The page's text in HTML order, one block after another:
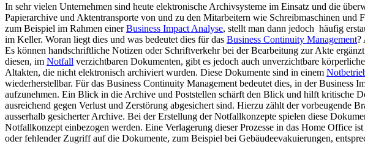
In sehr vielen Unternehmen sind heute elektronische Archivsysteme im Einsatz und die
Papierarchive und Aktentransporte von und zu den Mitarbeitern wie Schreibmaschinen und
zum Beispiel im Rahmen einerBusiness Impact Analyse, stellt man dann jedoch häufig
im Keller. Woran liegt dies und was bedeutet dies für das Business Continuity Management?
Es können handschriftliche Notizen oder Schriftverkehr bei der Bearbeitung zur Akte
diesen, im Notfall verzichtbaren Dokumenten, gibt es jedoch auch unverzichtbare
Altakten, die nicht elektronisch archiviert wurden. Diese Dokumente sind in einem
wiederherstellbar. Für das Business Continuity Management bedeutet dies, in der
aufzunehmen. Ein Blick in die Archive und Poststellen schärft den Blick und hilft kritische
ausreichend gegen Verlust und Zerstörung abgesichert sind. Hierzu zählt der vorbeugende
ausserhalb gesicherter Archive. Bei der Erstellung der Notfallkonzepte spielen diese
Notfallkonzept einbezogen werden. Eine Verlagerung dieser Prozesse in das Home Office
oder fehlender Zugriff auf die Dokumente, zum Beispiel bei Gebäudeevakuierungen,